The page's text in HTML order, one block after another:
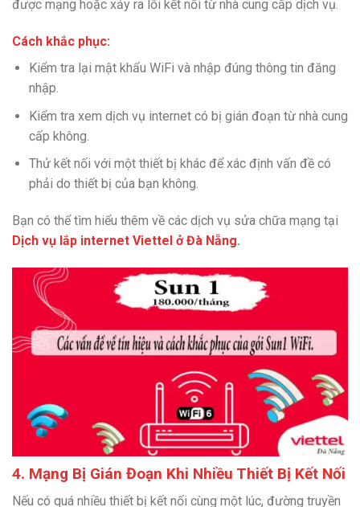
được mạng hoặc xảy ra lỗi kết nối từ nhà cung cấp dịch vụ.
Cách khắc phục:
Kiểm tra lại mật khẩu WiFi và nhập đúng thông tin đăng
nhập.
Kiểm tra xem dịch vụ internet có bị gián đoạn từ nhà cung
cấp không.
Thử kết nối với một thiết bị khác để xác định vấn đề có
phải do thiết bị của bạn không.
Bạn có thể tìm hiểu thêm về các dịch vụ sửa chữa mạng tại
Dịch vụ lắp internet Viettel ở Đà Nẵng.
4. Mạng Bị Gián Đoạn Khi Nhiều Thiết Bị Kết Nối
Nếu có quá nhiều thiết bị kết nối cùng một lúc, đường truyền